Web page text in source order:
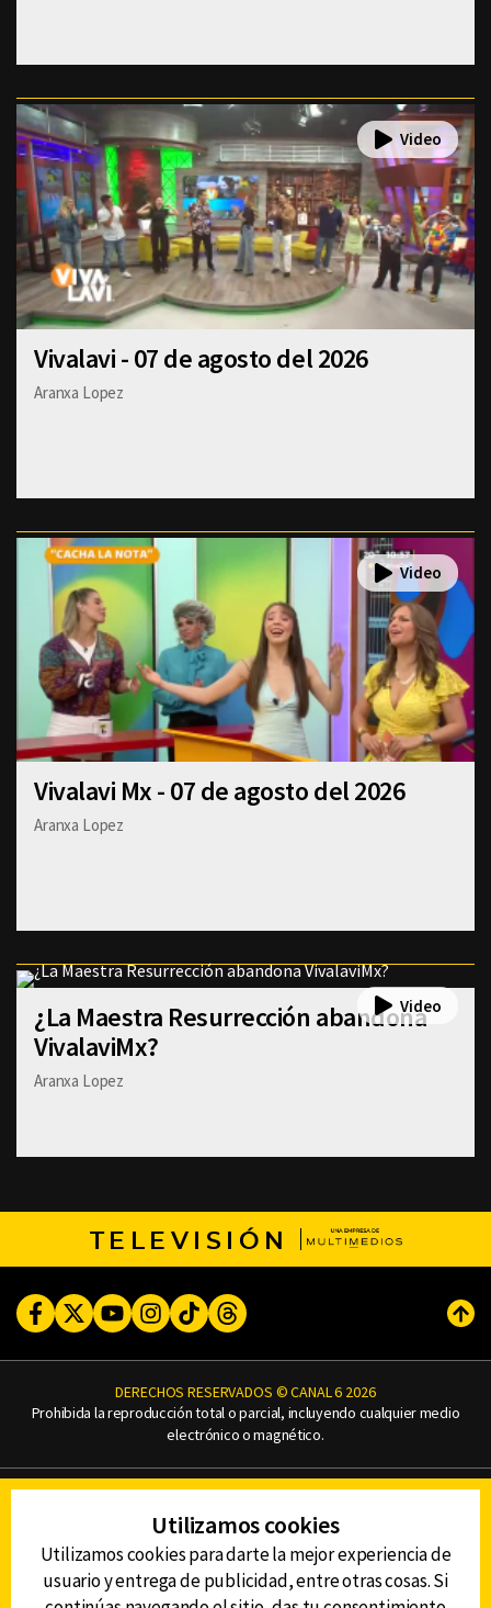
Vivalavi - 07 de agosto del 2026
Aranxa Lopez
Vivalavi Mx - 07 de agosto del 2026
Aranxa Lopez
¿La Maestra Resurrección abandona
VivalaviMx?
Aranxa Lopez
TELEVISIÓN
FacebookTwitterYoutubeInstagram
TikTokThreads
DERECHOS RESERVADOS © CANAL 6 2026
Prohibida la reproducción total o parcial, incluyendo cualquier medio
electrónico o magnético.
AVISO DE PRIVACIDAD
DEFENSORÍA DE LAS AUDIENCIAS
Utilizamos cookies
Utilizamos cookies para darte la mejor experiencia de
usuario y entrega de publicidad, entre otras cosas. Si